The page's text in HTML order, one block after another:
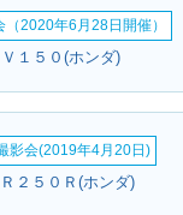
2020年6月28日開催）
１５０(ホンダ)
影会(2019年4月20日)
２５０Ｒ(ホンダ)